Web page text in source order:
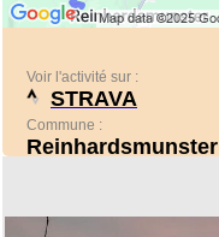
Voir l'activité sur :
STRAVA
Commune :
Reinhardsmunster